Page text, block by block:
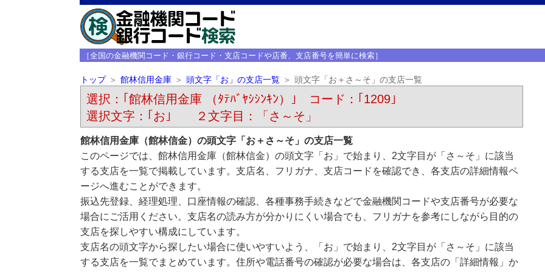
［全国の金融機関コード・銀行コード・支店コードや店番、支店番号を簡単に検索］
トップ 館林信用金庫 頭文字「お」の支店一覧 頭文字「お＋さ～そ」の支店一覧
選択：｢館林信用金庫 （ﾀﾃﾊﾞﾔｼｼﾝｷﾝ）｣ コード：｢1209｣
選択文字：｢お｣ ２文字目：「さ～そ」
館林信用金庫（館林信金）の頭文字「お＋さ～そ」の支店一覧
このページでは、館林信用金庫（館林信金）の頭文字「お」で始まり、2文字目が「さ～そ」に該当
する支店を一覧で掲載しています。支店名、フリガナ、支店コードを確認でき、各支店の詳細情報ペ
ージへ進むことができます。
振込先登録、経理処理、口座情報の確認、各種事務手続きなどで金融機関コードや支店番号が必要な
場合にご活用ください。支店名の読み方が分かりにくい場合でも、フリガナを参考にしながら目的の
支店を探しやすい構成にしています。
支店名の頭文字から探したい場合に使いやすいよう、「お」で始まり、2文字目が「さ～そ」に該当
する支店を一覧でまとめています。住所や電話番号の確認が必要な場合は、各支店の「詳細情報」か